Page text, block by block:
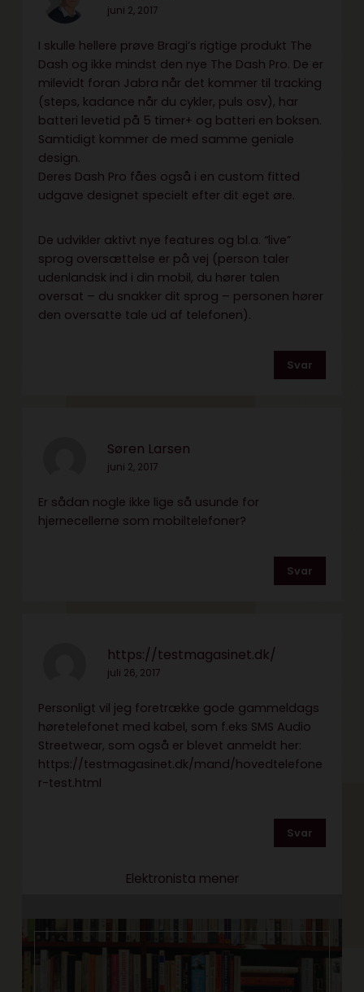
juni 2, 2017
I skulle hellere prøve Bragi’s rigtige produkt The
Dash og ikke mindst den nye The Dash Pro. De er
milevidt foran Jabra når det kommer til tracking
(steps, kadance når du cykler, puls osv), har
batteri levetid på 5 timer+ og batteri en boksen.
Samtidigt kommer de med samme geniale
design.
Deres Dash Pro fåes også i en custom fitted
udgave designet specielt efter dit eget øre.
De udvikler aktivt nye features og bl.a. “live”
sprog oversættelse er på vej (person taler
udenlandsk ind i din mobil, du hører talen
oversat – du snakker dit sprog – personen hører
den oversatte tale ud af telefonen).
Svar
Søren Larsen
juni 2, 2017
Er sådan nogle ikke lige så usunde for
hjernecellerne som mobiltelefoner?
Svar
https://testmagasinet.dk/
juli 26, 2017
Personligt vil jeg foretrække gode gammeldags
høretelefonet med kabel, som f.eks SMS Audio
Streetwear, som også er blevet anmeldt her:
https://testmagasinet.dk/mand/hovedtelefone
r-test.html
Svar
Elektronista mener